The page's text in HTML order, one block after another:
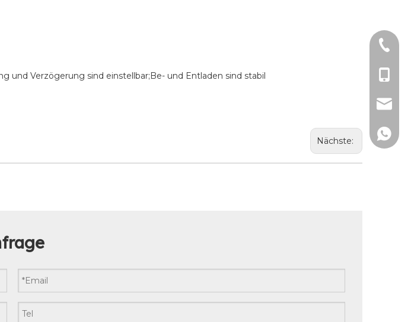
und Verzögerung sind einstellbar;Be- und Entladen sind stabil
Nächste:
+86-